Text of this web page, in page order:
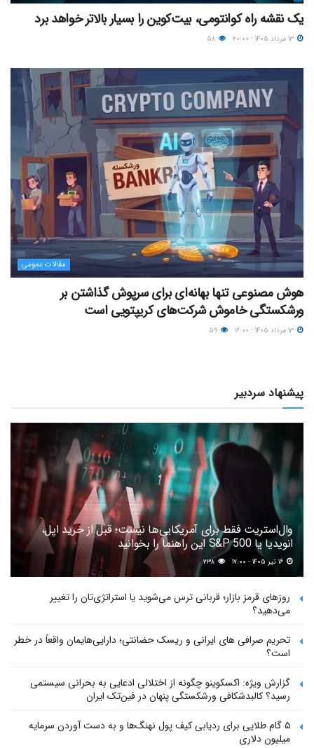
یک نقشه راه کوانتومی، بیت‌کوین را بسیار بالاتر خواهد برد
مقالات عمومی
هوش مصنوعی تنها بهانه‌ای برای سرپوش گذاشتن بر
ورشکستگی خاموش شرکت‌های کریپتویی است
پیشنهاد سردبیر
وال‌استریت فقط برای آمریکایی‌ها نیست؛ قبل از خرید اپل،
انویدیا یا S&P 500 این راهنما را بخوانید
۲۳۸
روزهای قرمز بازار؛ قربانی ترس می‌شوید یا استراتژی‌تان را تغییر
می‌دهید؟
تحریم صرافی های ایرانی و ریسک حضانتی؛ دارایی‌هایمان واقعاً در خطر
است؟
گزارش ویژه: اکسکوینو چگونه از اختلالی ادعایی به بحرانی سیستمی
رسید؟ کالبدشکافی ورشکستگی پنهان در فین‌تک ایران
۵ گام طلایی برای ردیابی کیف پول‌ نهنگ‌ها و به دست آوردن سرمایه
میلیون دلاری